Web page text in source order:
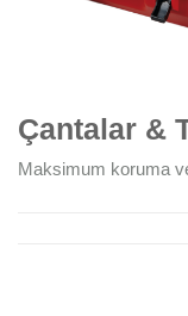
Çantalar &
Maksimum koruma